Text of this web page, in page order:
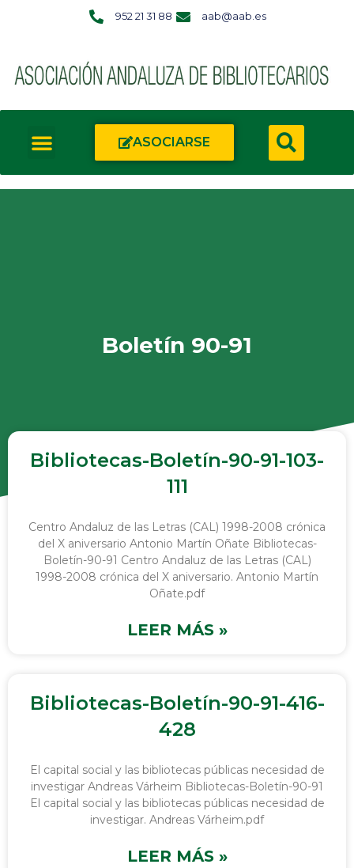
952 21 31 88 aab@aab.es
ASOCIARSE
Boletín 90-91
Bibliotecas-Boletín-90-91-103-
111
Centro Andaluz de las Letras (CAL) 1998-2008 crónica
del X aniversario Antonio Martín Oñate Bibliotecas-
Boletín-90-91 Centro Andaluz de las Letras (CAL)
1998-2008 crónica del X aniversario. Antonio Martín
Oñate.pdf
LEER MÁS »
Bibliotecas-Boletín-90-91-416-
428
El capital social y las bibliotecas públicas necesidad de
investigar Andreas Várheim Bibliotecas-Boletín-90-91
El capital social y las bibliotecas públicas necesidad de
investigar. Andreas Várheim.pdf
LEER MÁS »